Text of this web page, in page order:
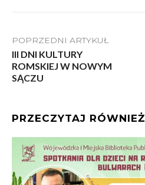
POPRZEDNI ARTYKUŁ
III DNI KULTURY
ROMSKIEJ W NOWYM
SĄCZU
PRZECZYTAJ RÓWNIEŻ